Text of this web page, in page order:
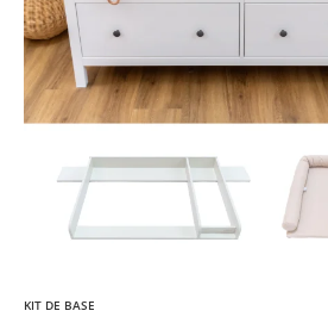
KIT DE BASE